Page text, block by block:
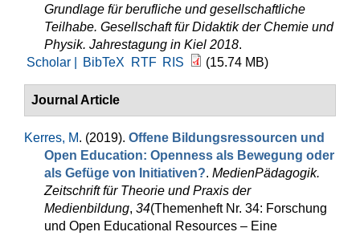
Grundlage für berufliche und gesellschaftliche
Teilhabe. Gesellschaft für Didaktik der Chemie und
Physik. Jahrestagung in Kiel 2018.
Scholar |
BibTeX RTF RIS (15.74 MB)
Journal Article
Kerres, M. (2019). Offene Bildungsressourcen und
Open Education: Openness als Bewegung oder
als Gefüge von Initiativen?. MedienPädagogik.
Zeitschrift für Theorie und Praxis der
Medienbildung, 34(Themenheft Nr. 34: Forschung
und Open Educational Resources – Eine